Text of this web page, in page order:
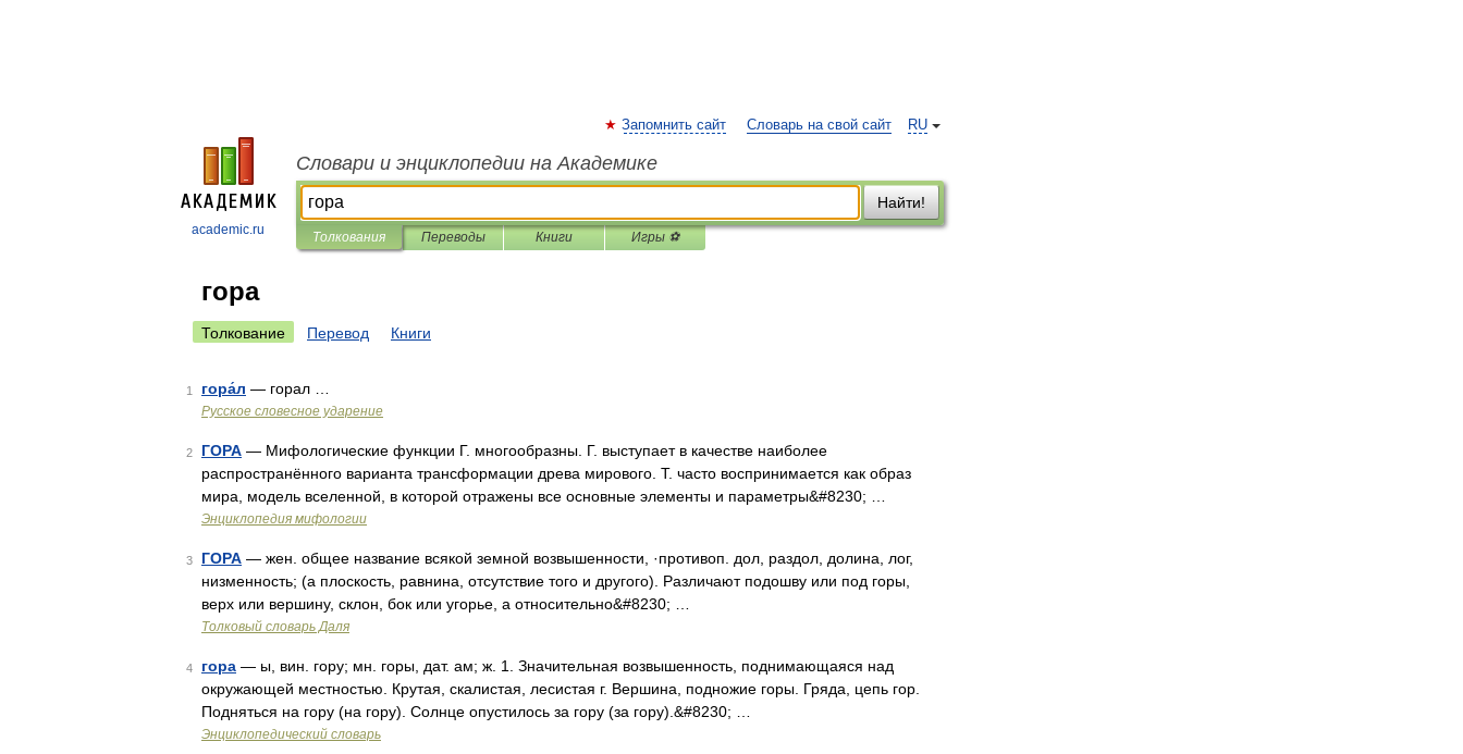
academic.ru
RU
Запомнить сайт Словарь на свой сайт
Словари и энциклопедии на Академике
Найти!
Толкования Переводы Книги Игры ⚽
гора
Толкование Перевод Книги
1 гора́л — горал …
Русское словесное ударение
2 ГОРА — Мифологические функции Г. многообразны. Г. выступает в качестве наиболее
распространённого варианта трансформации древа мирового. Т. часто воспринимается как образ
мира, модель вселенной, в которой отражены все основные элементы и параметры&#8230; …
Энциклопедия мифологии
3 ГОРА — жен. общее название всякой земной возвышенности, ·противоп. дол, раздол, долина, лог,
низменность; (а плоскость, равнина, отсутствие того и другого). Различают подошву или под горы,
верх или вершину, склон, бок или угорье, а относительно&#8230; …
Толковый словарь Даля
4 гора — ы, вин. гору; мн. горы, дат. ам; ж. 1. Значительная возвышенность, поднимающаяся над
окружающей местностью. Крутая, скалистая, лесистая г. Вершина, подножие горы. Гряда, цепь гор.
Подняться на гору (на гору). Солнце опустилось за гору (за гору).&#8230; …
Энциклопедический словарь